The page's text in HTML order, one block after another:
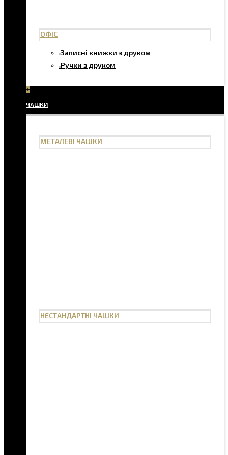
ОФІС
Записні книжки з друком
Ручки з друком
+
ЧАШКИ
МЕТАЛЕВІ ЧАШКИ
НЕСТАНДАРТНІ ЧАШКИ